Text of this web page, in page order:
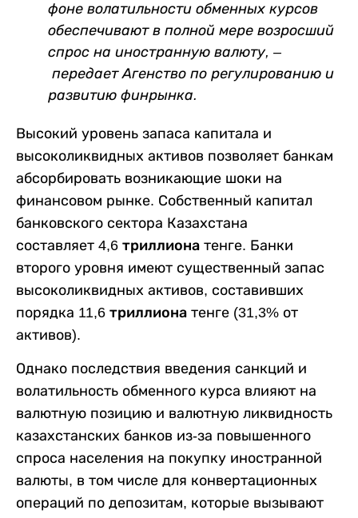
фоне волатильности обменных курсов
обеспечивают в полной мере возросший
спрос на иностранную валюту, –
передает Агенство по регулированию и
развитию финрынка.
Высокий уровень запаса капитала и
высоколиквидных активов позволяет банкам
абсорбировать возникающие шоки на
финансовом рынке. Собственный капитал
банковского сектора Казахстана
составляет 4,6 триллиона тенге. Банки
второго уровня имеют существенный запас
высоколиквидных активов, составивших
порядка 11,6 триллиона тенге (31,3% от
активов).
Однако последствия введения санкций и
волатильность обменного курса влияют на
валютную позицию и валютную ликвидность
казахстанских банков из-за повышенного
спроса населения на покупку иностранной
валюты, в том числе для конвертационных
операций по депозитам, которые вызывают